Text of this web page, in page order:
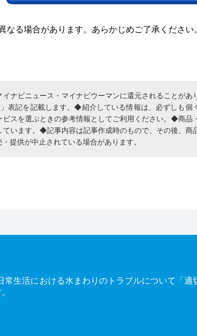
る場合があります。あらかじめご了承ください。
ナビニュース・マイナビウーマンに還元されることが
表記を記載します。◆紹介している情報は、必ずしも個
スを選ぶときの参考情報としてご利用ください。◆商品
います。◆記事内容は記事作成時のもので、その後、商
提供が中止されている場合があります。
生活における水まわりのトラブルについて「